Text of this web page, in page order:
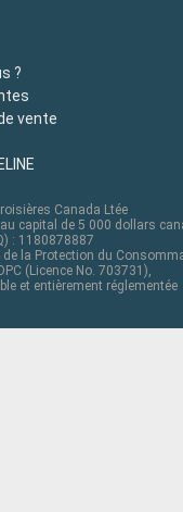
?
vente
Canada Ltée
capital de 5 000 dollars
: 1180878887
de la Protection du
(Licence No. 703731),
et entièrement réglementée